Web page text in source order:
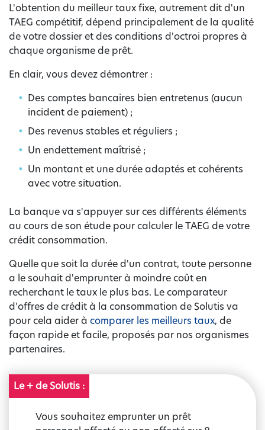
L'obtention du meilleur taux fixe, autrement dit d'un
TAEG compétitif, dépend principalement de la qualité
de votre dossier et des conditions d'octroi propres à
chaque organisme de prêt.
En clair, vous devez démontrer :
Des comptes bancaires bien entretenus (aucun
incident de paiement) ;
Des revenus stables et réguliers ;
Un endettement maîtrisé ;
Un montant et une durée adaptés et cohérents
avec votre situation.
La banque va s'appuyer sur ces différents éléments
au cours de son étude pour calculer le TAEG de votre
crédit consommation.
Quelle que soit la durée d'un contrat, toute personne
a le souhait d'emprunter à moindre coût en
recherchant le taux le plus bas. Le comparateur
d'offres de crédit à la consommation de Solutis va
pour cela aider à comparer les meilleurs taux, de
façon rapide et facile, proposés par nos organismes
partenaires.
Le + de Solutis :
Vous souhaitez emprunter un prêt